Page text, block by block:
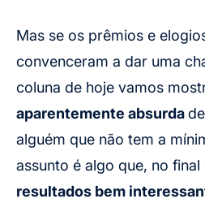
Mas se os prêmios e
convenceram a dar uma
coluna de hoje vamos
aparentemente absurda
alguém que não tem a
assunto é algo que, no final
resultados bem